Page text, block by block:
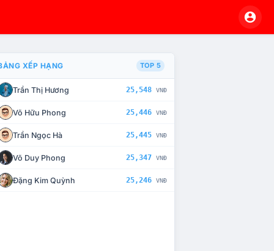
CHẾ TÀI XỬ LÝ VI PHẠM
XẾP HẠNG TOP 5
Trần Thị Hương 25,548 VNĐ
Võ Hữu Phong 25,446 VNĐ
Trần Ngọc Hà 25,445 VNĐ
Võ Duy Phong 25,347 VNĐ
Đặng Kim Quỳnh 25,246 VNĐ